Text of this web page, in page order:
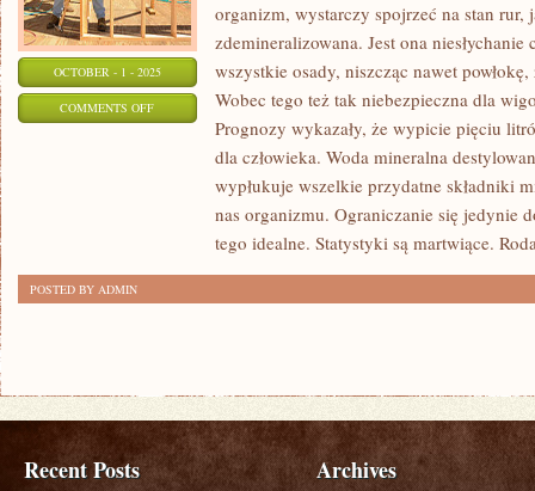
OCTOBER - 1 - 2025
COMMENTS OFFON
NIEZWYKLE
organizm, wystarczy spojrzeć na stan rur,
zdemineralizowana. Jest ona niesłychanie
wszystkie osady, niszcząc nawet
Wobec tego też tak niebezpieczna dla
Prognozy wykazały, że wypicie pięciu
dla człowieka. Woda mineralna
wypłukuje wszelkie przydatne składniki
nas organizmu. Ograniczanie się jedynie
tego idealne. Statystyki są martwiące.
POSTED BY ADMIN
Recent Posts Archives